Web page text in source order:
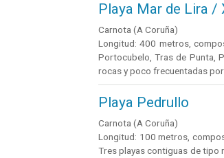
Playa Mar de Lira /
Carnota (A Coruña)
Longitud: 400 metros,
Portocubelo, Tras de Punta,
rocas y poco frecuentadas
Playa Pedrullo
Carnota (A Coruña)
Longitud: 100 metros,
Tres playas contiguas de tipo